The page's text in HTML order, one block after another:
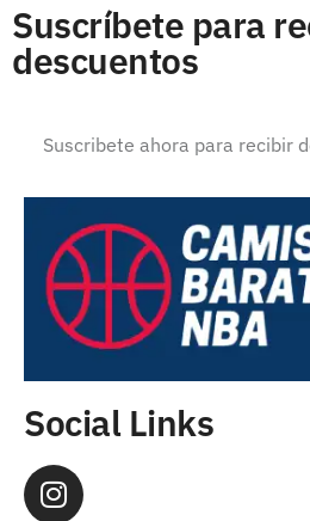
Suscríbete para
descuentos
Social Links